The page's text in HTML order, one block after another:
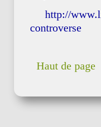
http://
controverse
Haut de page